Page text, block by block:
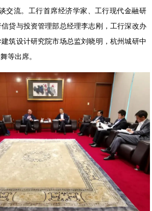
交流。工行首席经济学家、工行现代金融研
贷与投资管理部总经理李志刚，工行深改办
筑设计研究院市场总监刘晓明，杭州城研中
等出席。